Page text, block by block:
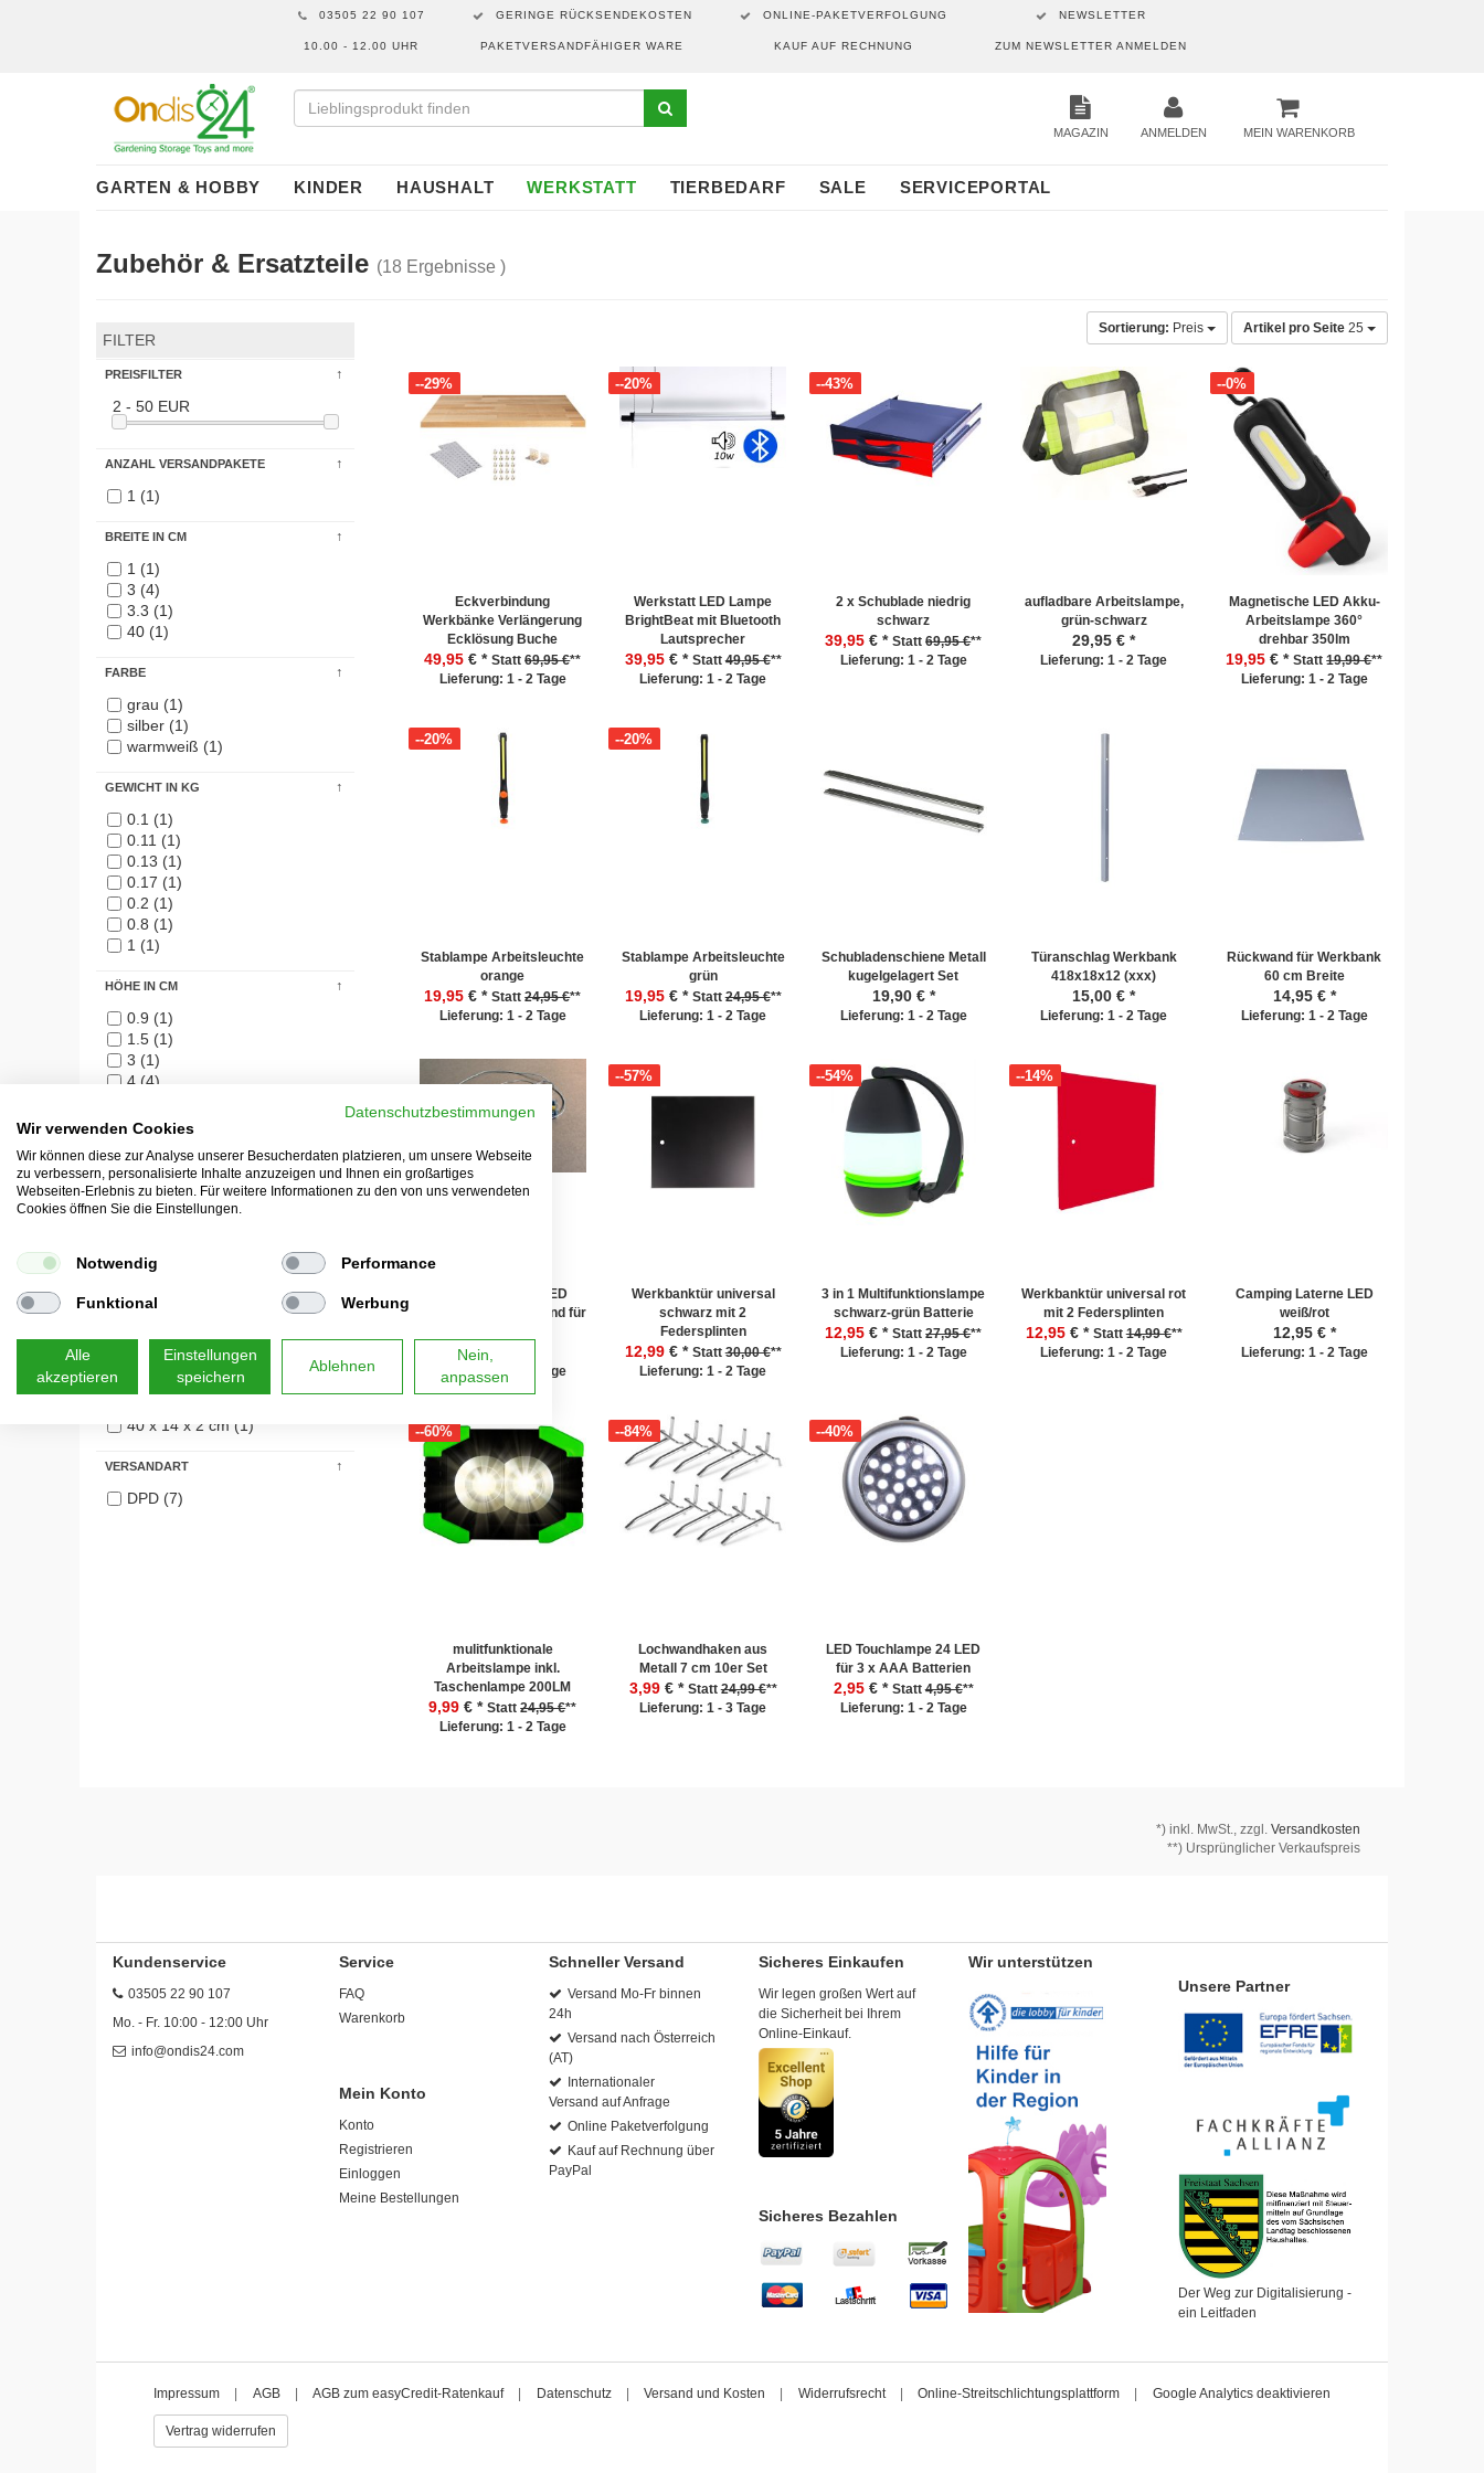
03505 22 90 107
10.00 - 12.00 UHR
GERINGE RÜCKSENDEKOSTEN
PAKETVERSANDFÄHIGER WARE
ONLINE-PAKETVERFOLGUNG
KAUF AUF RECHNUNG
NEWSLETTER
ZUM NEWSLETTER ANMELDEN
MAGAZIN ANMELDEN MEIN WARENKORB
GARTEN & HOBBY KINDER HAUSHALT WERKSTATT TIERBEDARF SALE SERVICEPORTAL
Zubehör & Ersatzteile (18 Ergebnisse )
FILTER
PREISFILTER
2 - 50 EUR
ANZAHL VERSANDPAKETE
1 (1)
BREITE IN CM
1 (1)
3 (4)
3.3 (1)
40 (1)
FARBE
grau (1)
silber (1)
warmweiß (1)
GEWICHT IN KG
0.1 (1)
0.11 (1)
0.13 (1)
0.17 (1)
0.2 (1)
0.8 (1)
1 (1)
HÖHE IN CM
0.9 (1)
1.5 (1)
3 (1)
4 (4)
LÄNGE IN CM
7 (1)
9 (1)
12 (1)
14 (1)
46 (1)
Metall (6)
PAKETABMESSUNG 1
40 x 14 x 2 cm (1)
VERSANDART
DPD (7)
Sortierung: Preis Artikel pro Seite 25
Eckverbindung
Werkbänke Verlängerung
Ecklösung Buche
49,95
--29%
€ *Statt69,95 €**
Lieferung: 1 - 2 Tage
Werkstatt LED Lampe
BrightBeat mit Bluetooth
Lautsprecher
39,95
--20%
€ * Statt49,95 €**
Lieferung: 1 - 2 Tage
2 x Schublade niedrig
schwarz
39,95
--43%
€ *Statt69,95 €**
Lieferung: 1 - 2 Tage
aufladbare Arbeitslampe,
grün-schwarz
29,95 € *
Lieferung: 1 - 2 Tage
Magnetische LED Akku-
Arbeitslampe 360°
drehbar 350lm
19,95
--0%
€ *Statt19,99 €**
Lieferung: 1 - 2 Tage
Stablampe Arbeitsleuchte
orange
19,95
--20%
€ *Statt24,95 €**
Lieferung: 1 - 2 Tage
Stablampe Arbeitsleuchte
grün
19,95
--20%
€ * Statt24,95 €**
Lieferung: 1 - 2 Tage
Schubladenschiene Metall
kugelgelagert Set
19,90€ *
Lieferung: 1 - 2 Tage
Türanschlag Werkbank
418x18x12 (xxx)
15,00 € *
Lieferung: 1 - 2 Tage
Rückwand für Werkbank
60 cm Breite
14,95€ *
Lieferung: 1 - 2 Tage
LED-Streifen 90 LED
warmweiß mit USB und für
14,95
Lieferung: 1 - 2 Tage
Werkbanktür universal
schwarz mit 2
Federsplinten
12,99
--57%
€ * Statt30,00 €**
Lieferung: 1 - 2 Tage
3 in 1 Multifunktionslampe
schwarz-grün Batterie
12,95
--54%
€ *Statt27,95 €**
Lieferung: 1 - 2 Tage
Werkbanktür universal rot
mit 2 Federsplinten
12,95
--14%
€ * Statt14,99 €**
Lieferung: 1 - 2 Tage
Camping Laterne LED
weiß/rot
12,95€ *
Lieferung: 1 - 2 Tage
mulitfunktionale
Arbeitslampe inkl.
Taschenlampe 200LM
9,99
--60%
€ *Statt24,95 €**
Lieferung: 1 - 2 Tage
Lochwandhaken aus
Metall 7 cm 10er Set
3,99
--84%
€ * Statt24,99 €**
Lieferung: 1 - 3 Tage
LED Touchlampe 24 LED
für 3 x AAA Batterien
2,95
--40%
€ * Statt4,95 €**
Lieferung: 1 - 2 Tage
*) inkl. MwSt., zzgl. Versandkosten
**) Ursprünglicher Verkaufspreis
Kundenservice
03505 22 90 107
Mo. - Fr. 10:00 - 12:00 Uhr
info@ondis24.com
Service
FAQ
Warenkorb
Mein Konto
Konto
Registrieren
Einloggen
Meine Bestellungen
Schneller Versand
Versand Mo-Fr binnen
24h
Versand nach Österreich
(AT)
Internationaler
Versand auf Anfrage
Online Paketverfolgung
Kauf auf Rechnung über
PayPal
Sicheres Einkaufen
Wir legen großen Wert auf
die Sicherheit bei Ihrem
Online-Einkauf.
Sicheres Bezahlen
Wir unterstützen
Unsere Partner
Der Weg zur Digitalisierung -
ein Leitfaden
Impressum AGB AGB zum easyCredit-Ratenkauf Datenschutz Versand und Kosten Widerrufsrecht Online-Streitschlichtungsplattform Google Analytics deaktivieren
Vertrag widerrufen
Datenschutzbestimmungen
Wir verwenden Cookies
Wir können diese zur Analyse unserer Besucherdaten platzieren, um unsere Webseite
zu verbessern, personalisierte Inhalte anzuzeigen und Ihnen ein großartiges
Webseiten-Erlebnis zu bieten. Für weitere Informationen zu den von uns verwendeten
Cookies öffnen Sie die Einstellungen.
Notwendig Performance
Funktional Werbung
Alle
akzeptieren
Einstellungen
speichern
Ablehnen
Nein,
anpassen